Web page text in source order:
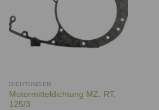
DICHTUNGEN
Motormitteldichtung MZ, RT,
125/3